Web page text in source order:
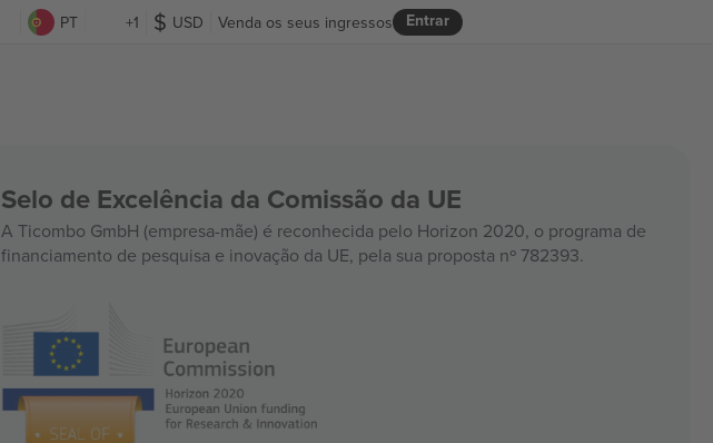
PT +1 USD Entrar
Venda os seus ingressos
Selo de Excelência da Comissão da UE
A Ticombo GmbH (empresa-mãe) é reconhecida pelo Horizon 2020, o programa de
financiamento de pesquisa e inovação da UE, pela sua proposta nº 782393.